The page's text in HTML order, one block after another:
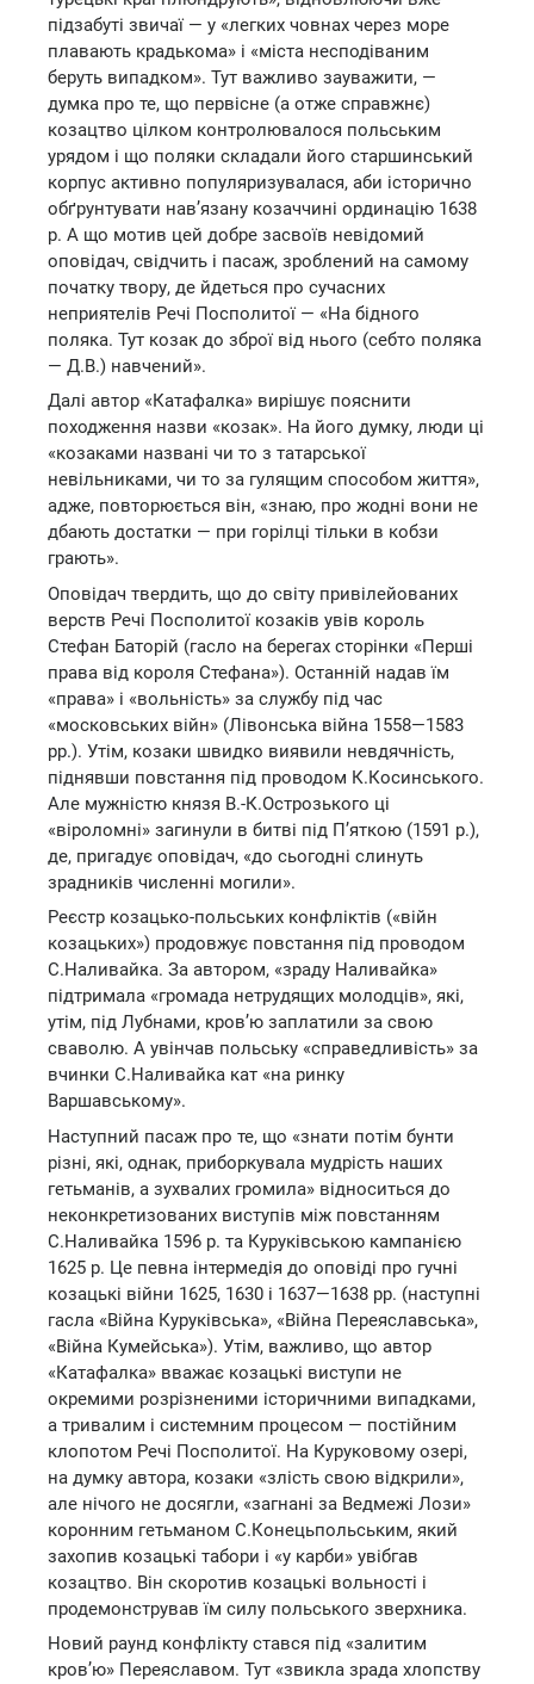
підзабуті звичаї — у «легких човнах через море
плавають крадькома» і «міста несподіваним
беруть випадком». Тут важливо зауважити, —
думка про те, що первісне (а отже справжнє)
козацтво цілком контролювалося польським
урядом і що поляки складали його старшинський
корпус активно популяризувалася, аби історично
обґрунтувати нав’язану козаччині ординацію 1638
р. А що мотив цей добре засвоїв невідомий
оповідач, свідчить і пасаж, зроблений на самому
початку твору, де йдеться про сучасних
неприятелів Речі Посполитої — «На бідного
поляка. Тут козак до зброї від нього (себто поляка
— Д.В.) навчений».
Далі автор «Катафалка» вирішує пояснити
походження назви «козак». На його думку, люди ці
«козаками названі чи то з татарської
невільниками, чи то за гулящим способом життя»,
адже, повторюється він, «знаю, про жодні вони не
дбають достатки — при горілці тільки в кобзи
грають».
Оповідач твердить, що до світу привілейованих
верств Речі Посполитої козаків увів король
Стефан Баторій (гасло на берегах сторінки «Перші
права від короля Стефана»). Останній надав їм
«права» і «вольність» за службу під час
«московських війн» (Лівонська війна 1558—1583
рр.). Утім, козаки швидко виявили невдячність,
піднявши повстання під проводом К.Косинського.
Але мужністю князя В.-К.Острозького ці
«віроломні» загинули в битві під П’яткою (1591 р.),
де, пригадує оповідач, «до сьогодні слинуть
зрадників численні могили».
Реєстр козацько-польських конфліктів («війн
козацьких») продовжує повстання під проводом
С.Наливайка. За автором, «зраду Наливайка»
підтримала «громада нетрудящих молодців», які,
утім, під Лубнами, кров’ю заплатили за свою
сваволю. А увінчав польську «справедливість» за
вчинки С.Наливайка кат «на ринку
Варшавському».
Наступний пасаж про те, що «знати потім бунти
різні, які, однак, приборкувала мудрість наших
гетьманів, а зухвалих громила» відноситься до
неконкретизованих виступів між повстанням
С.Наливайка 1596 р. та Куруківською кампанією
1625 р. Це певна інтермедія до оповіді про гучні
козацькі війни 1625, 1630 і 1637—1638 рр. (наступні
гасла «Війна Куруківська», «Війна Переяславська»,
«Війна Кумейська»). Утім, важливо, що автор
«Катафалка» вважає козацькі виступи не
окремими розрізненими історичними випадками,
а тривалим і системним процесом — постійним
клопотом Речі Посполитої. На Куруковому озері,
на думку автора, козаки «злість свою відкрили»,
але нічого не досягли, «загнані за Ведмежі Лози»
коронним гетьманом С.Конецьпольським, який
захопив козацькі табори і «у карби» увібгав
козацтво. Він скоротив козацькі вольності і
продемонстрував їм силу польського зверхника.
Новий раунд конфлікту стався під «залитим
кров’ю» Переяславом. Тут «звикла зрада хлопству